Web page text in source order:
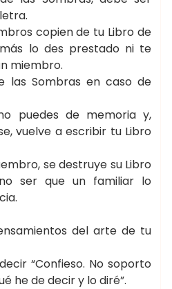
copien de tu Libro de
lo des prestado ni te
miembro.
las Sombras en caso de
puedes de memoria y,
vuelve a escribir tu Libro
se destruye su Libro
ser que un familiar lo
del arte de tu
“Confieso. No soporto
he de decir y lo diré”.